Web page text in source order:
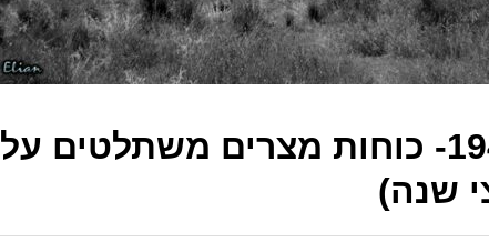
היום בהיסטוריה: 1948- כוחות מצרים משתלטים על
שנה)